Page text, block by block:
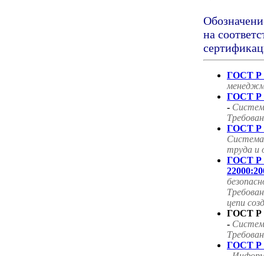
на
ГОСТ Р
ГОСТ Р
-
ГОСТ Р
труда и
ГОСТ
цепи
ГОСТ Р
-
ГОСТ Р